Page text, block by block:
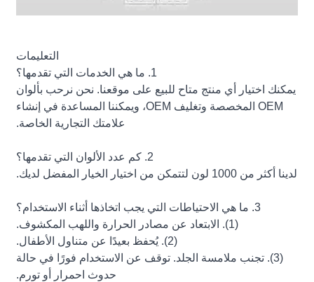
التعليمات
1. ما هي الخدمات التي تقدمها؟
يمكنك اختيار أي منتج متاح للبيع على موقعنا. نحن نرحب بألوان
OEM المخصصة وتغليف OEM، ويمكننا المساعدة في إنشاء
علامتك التجارية الخاصة.
2. كم عدد الألوان التي تقدمها؟
لدينا أكثر من 1000 لون لتتمكن من اختيار الخيار المفضل لديك.
3. ما هي الاحتياطات التي يجب اتخاذها أثناء الاستخدام؟
(1). الابتعاد عن مصادر الحرارة واللهب المكشوف.
(2). يُحفظ بعيدًا عن متناول الأطفال.
(3). تجنب ملامسة الجلد. توقف عن الاستخدام فورًا في حالة
حدوث احمرار أو تورم.